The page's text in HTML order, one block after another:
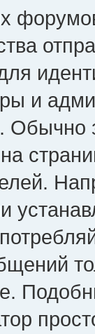
и
Обычно